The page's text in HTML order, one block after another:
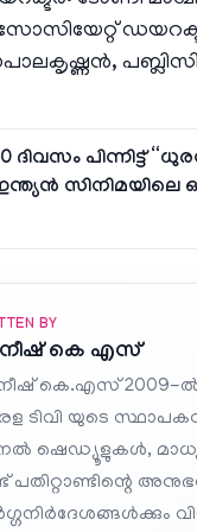
ഡയറക്ടർ:
ദിവസം പിന്നിട്ട്
ഇന്ത്യൻ
BY
കെ എസ്
കെ.എസ് 2009-ൽ
ടിവി യുടെ
ഷെഡ്യൂളുകൾ,
പതിറ്റാണ്ടിന്റെ